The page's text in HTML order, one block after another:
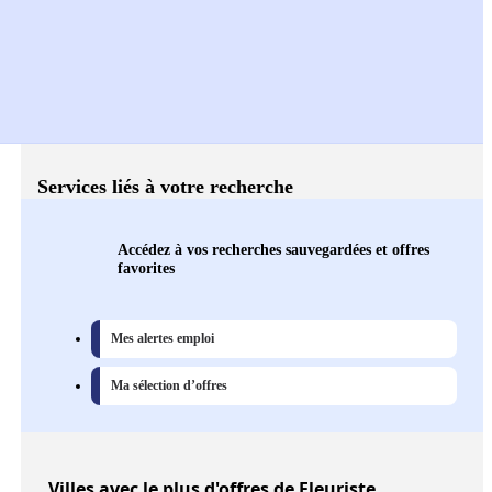
Services liés à votre recherche
Accédez à vos recherches sauvegardées et offres
favorites
Mes alertes emploi
Ma sélection d’offres